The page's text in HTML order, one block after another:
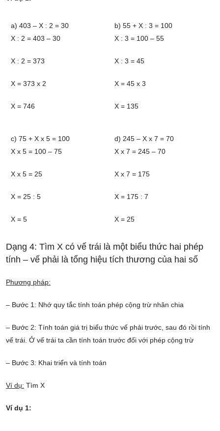
a) 403 – X : 2 = 30
X : 2 = 403 – 30
X : 2 = 373
X = 373 x 2
X = 746
b) 55 + X : 3 = 100
X : 3 = 100 – 55
X : 3 = 45
X = 45 x 3
X = 135
c) 75 + X x 5 = 100
X x 5 = 100 – 75
X x 5 = 25
X = 25 : 5
X = 5
d) 245 – X x 7 = 70
X x 7 = 245 – 70
X x 7 = 175
X = 175 : 7
X = 25
Dạng 4: Tìm X có vế trái là một biểu thức hai phép
tính – vế phải là tổng hiệu tích thương của hai số
Phương pháp:
– Bước 1: Nhớ quy tắc tính toán phép cộng trừ nhân chia
– Bước 2: Tính toán giá trị biểu thức vế phải trước, sau đó rồi tính
vế trái. Ở vế trái ta cần tính toán trước đối với phép cộng trừ
– Bước 3: Khai triển và tính toán
Ví dụ: Tìm X
Ví dụ 1: